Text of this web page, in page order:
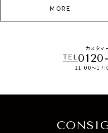
MORE
カスタマ
TEL
11:00～